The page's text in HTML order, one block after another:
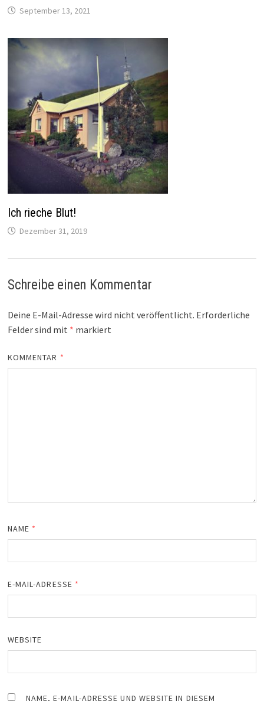
September 13, 2021
Ich rieche Blut!
Dezember 31, 2019
Schreibe einen Kommentar
Deine E-Mail-Adresse wird nicht veröffentlicht. Erforderliche
Felder sind mit * markiert
KOMMENTAR *
NAME *
E-MAIL-ADRESSE *
WEBSITE
NAME, E-MAIL-ADRESSE UND WEBSITE IN DIESEM